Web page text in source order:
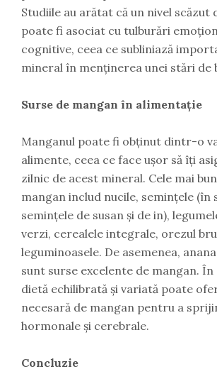
Studiile au arătat că un nivel scăzut
poate fi asociat cu tulburări
cognitive, ceea ce subliniază
mineral în menținerea unei stări de
Surse de mangan în alimentație
Manganul poate fi obținut dintr-o
alimente, ceea ce face ușor să îți
zilnic de acest mineral. Cele mai
mangan includ nucile, semințele (în
semințele de susan și de in),
verzi, cerealele integrale, orezul
leguminoasele. De asemenea,
sunt surse excelente de mangan. În
dietă echilibrată și variată poate
necesară de mangan pentru a
hormonale și cerebrale.
Concluzie